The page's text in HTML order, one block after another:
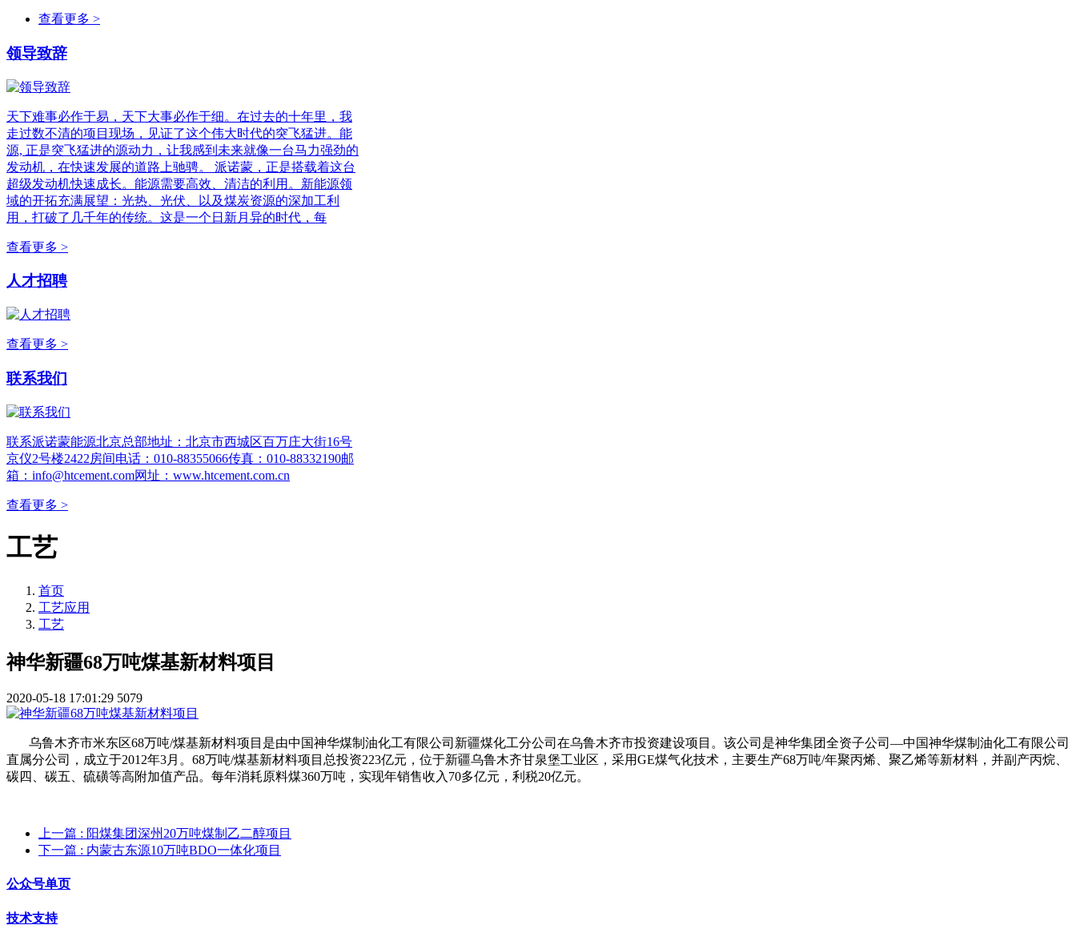
查看更多 >
领导致辞
天下难事必作于易，天下大事必作于细。在过去的十年里，我
走过数不清的项目现场，见证了这个伟大时代的突飞猛进。能
源, 正是突飞猛进的源动力，让我感到未来就像一台马力强劲的
发动机，在快速发展的道路上驰骋。 派诺蒙，正是搭载着这台
超级发动机快速成长。能源需要高效、清洁的利用。新能源领
域的开拓充满展望：光热、光伏、以及煤炭资源的深加工利
用，打破了几千年的传统。这是一个日新月异的时代，每
查看更多 >
人才招聘
查看更多 >
联系我们
联系派诺蒙能源北京总部地址：北京市西城区百万庄大街16号
京仪2号楼2422房间电话：010-88355066传真：010-88332190邮
箱：info@htcement.com网址：www.htcement.com.cn
查看更多 >
工艺
首页
工艺应用
工艺
神华新疆68万吨煤基新材料项目
2020-05-18 17:01:29 5079
乌鲁木齐市米东区68万吨/煤基新材料项目是由中国神华煤制油化工有限公司新疆煤化工分公司在乌鲁木齐市投资建设项目。该公司是神华集团全资子公司—中国神华煤制油化工有限公司
直属分公司，成立于2012年3月。68万吨/煤基新材料项目总投资223亿元，位于新疆乌鲁木齐甘泉堡工业区，采用GE煤气化技术，主要生产68万吨/年聚丙烯、聚乙烯等新材料，并副产丙烷、
碳四、碳五、硫磺等高附加值产品。每年消耗原料煤360万吨，实现年销售收入70多亿元，利税20亿元。
上一篇 : 阳煤集团深州20万吨煤制乙二醇项目
下一篇 : 内蒙古东源10万吨BDO一体化项目
公众号单页
技术支持